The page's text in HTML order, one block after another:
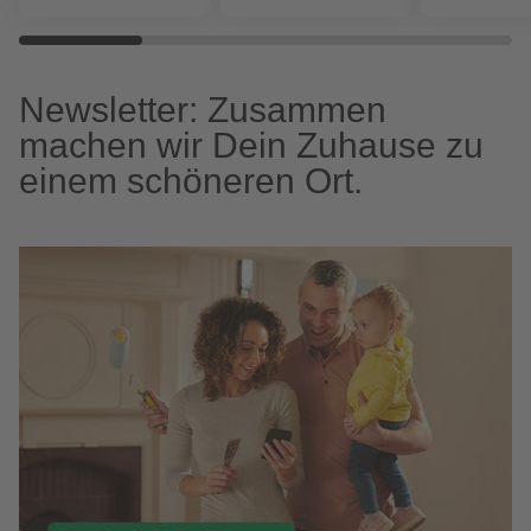
Newsletter: Zusammen
machen wir Dein Zuhause zu
einem schöneren Ort.